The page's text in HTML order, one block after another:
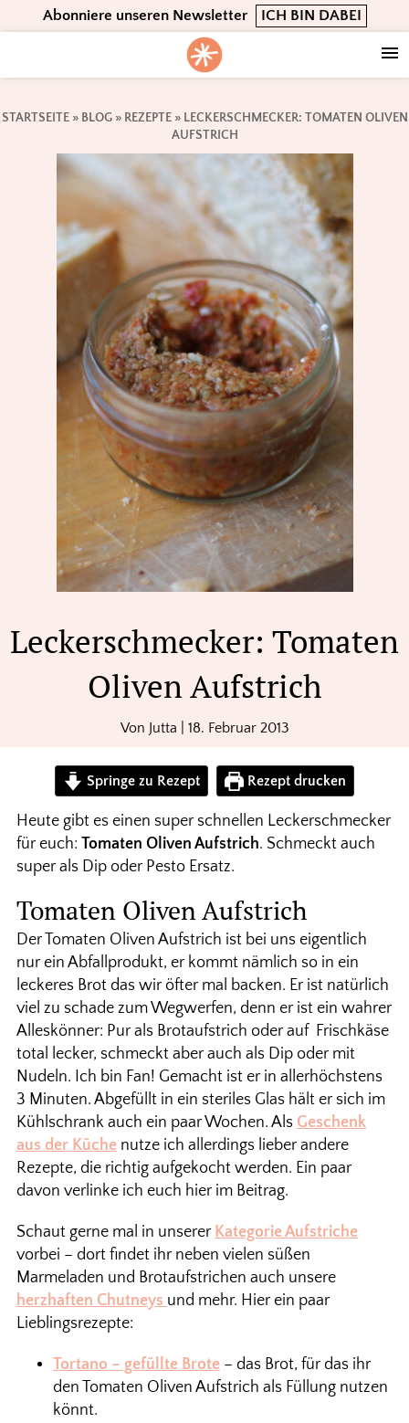
to
navigation
to
content
to
Abonniere unseren Newsletter ICH BIN DABEI
STARTSEITE» BLOG» REZEPTE» LECKERSCHMECKER: TOMATEN OLIVEN
AUFSTRICH
Leckerschmecker: Tomaten
Oliven Aufstrich
Von Jutta 18. Februar 2013
Springe zu Rezept Rezept drucken
Heute gibt es einen super schnellen Leckerschmecker
für euch: Tomaten Oliven Aufstrich. Schmeckt auch
super als Dip oder Pesto Ersatz.
Tomaten Oliven Aufstrich
Der Tomaten Oliven Aufstrich ist bei uns eigentlich
nur ein Abfallprodukt, er kommt nämlich so in ein
leckeres Brot das wir öfter mal backen. Er ist natürlich
viel zu schade zum Wegwerfen, denn er ist ein wahrer
Alleskönner: Pur als Brotaufstrich oder auf Frischkäse
total lecker, schmeckt aber auch als Dip oder mit
Nudeln. Ich bin Fan! Gemacht ist er in allerhöchstens
3 Minuten. Abgefüllt in ein steriles Glas hält er sich im
Kühlschrank auch ein paar Wochen. Als Geschenk
aus der Küchenutze ich allerdings lieber andere
Rezepte, die richtig aufgekocht werden. Ein paar
davon verlinke ich euch hier im Beitrag.
Schaut gerne mal in unserer Kategorie Aufstriche
vorbei – dort findet ihr neben vielen süßen
Marmeladen und Brotaufstrichen auch unsere
herzhaften Chutneys und mehr. Hier ein paar
Lieblingsrezepte:
Tortano – gefüllte Brote– das Brot, für das ihr
den Tomaten Oliven Aufstrich als Füllung nutzen
könnt.